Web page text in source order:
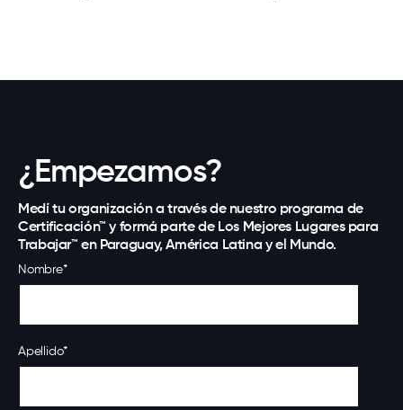
¿Empezamos?
Medí tu organización a través de nuestro programa de
Certificación™ y formá parte de Los Mejores Lugares para
Trabajar™ en Paraguay, América Latina y el Mundo.
Nombre*
Apellido*